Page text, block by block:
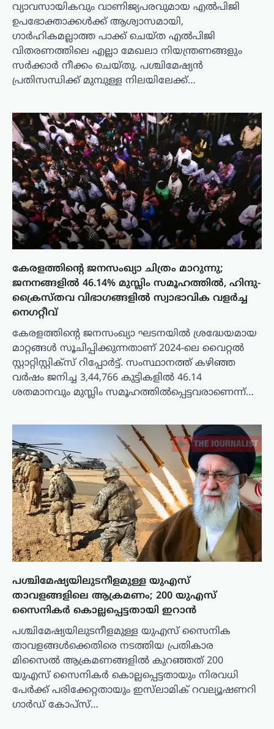
വ്യാവസായികവും വാണിജ്യപരവുമായ എൽപിജി
ഉപഭോക്താക്കൾക്ക് ആശ്വാസമായി,
ഗാർഹികമല്ലാത്ത പാക്ക് ചെയ്ത എൽപിജി
വിതരണത്തിലെ എല്ലാ മേഖലാ നിയന്ത്രണങ്ങളും
സർക്കാർ നീക്കം ചെയ്തു. പശ്ചിമേഷ്യൻ
പ്രതിസന്ധിക്ക് മുമ്പുള്ള നിലയിലേക്ക്…
കേരളത്തിന്റെ ജനസംഖ്യാ ചിത്രം മാറുന്നു;
ജനനങ്ങളിൽ 46.14% മുസ്ലിം സമൂഹത്തിൽ, ഹിന്ദു-
ക്രൈസ്തവ വിഭാഗങ്ങളിൽ സ്വാഭാവിക വളർച്ച
നെഗറ്റീവ്
കേരളത്തിന്റെ ജനസംഖ്യാ ഘടനയിൽ ശ്രദ്ധേയമായ
മാറ്റങ്ങൾ സൂചിപ്പിക്കുന്നതാണ് 2024-ലെ വൈറ്റൽ
സ്റ്റാറ്റിസ്റ്റിക്സ് റിപ്പോർട്ട്. സംസ്ഥാനത്ത് കഴിഞ്ഞ
വർഷം ജനിച്ച 3,44,766 കുട്ടികളിൽ 46.14
ശതമാനവും മുസ്ലിം സമൂഹത്തിൽപ്പെട്ടവരാണെന്ന്…
പശ്ചിമേഷ്യയിലുടനീളമുള്ള യുഎസ്
താവളങ്ങളിലെ ആക്രമണം; 200 യുഎസ്
സൈനികർ കൊല്ലപ്പെട്ടതായി ഇറാൻ
പശ്ചിമേഷ്യയിലുടനീളമുള്ള യുഎസ് സൈനിക
താവളങ്ങൾക്കെതിരെ നടത്തിയ പ്രതികാര
മിസൈൽ ആക്രമണങ്ങളിൽ കുറഞ്ഞത് 200
യുഎസ് സൈനികർ കൊല്ലപ്പെട്ടതായും നിരവധി
പേർക്ക് പരിക്കേറ്റതായും ഇസ്‌ലാമിക് റവല്യൂഷണറി
ഗാർഡ് കോപ്സ്…